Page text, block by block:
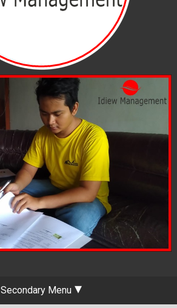
LAYANAN
Secondary Menu